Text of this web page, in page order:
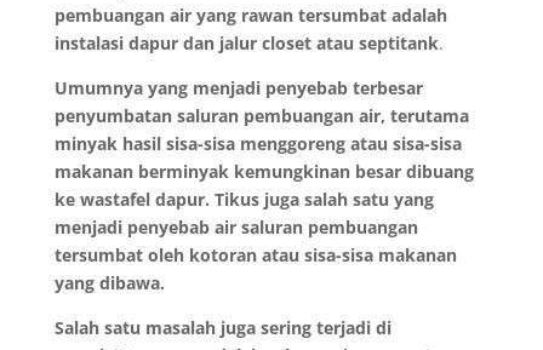
pembuangan air yang rawan tersumbat adalah
instalasi dapur dan jalur closet atau septitank.
Umumnya yang menjadi penyebab terbesar
penyumbatan saluran pembuangan air, terutama
minyak hasil sisa-sisa menggoreng atau sisa-sisa
makanan berminyak kemungkinan besar dibuang
ke wastafel dapur. Tikus juga salah satu yang
menjadi penyebab air saluran pembuangan
tersumbat oleh kotoran atau sisa-sisa makanan
yang dibawa.
Salah satu masalah juga sering terjadi di